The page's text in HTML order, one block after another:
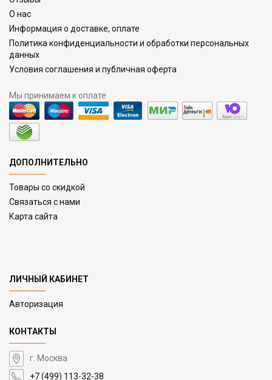
О нас
Информация о доставке, оплате
Политика конфиденциальности и обработки персональных
данных
Условия соглашения и публичная оферта
Мы принимаем к оплате
ДОПОЛНИТЕЛЬНО
Товары со скидкой
Связаться с нами
Карта сайта
ЛИЧНЫЙ КАБИНЕТ
Авторизация
КОНТАКТЫ
г. Москва
+7 (499) 113-32-38